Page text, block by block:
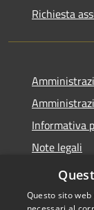
Richiesta
Informativa
Note legali
Questo sito